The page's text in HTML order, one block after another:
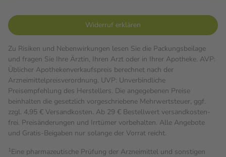
Widerruf erklären
Zu Risiken und Nebenwirkungen lesen Sie die Packungsbeilage
und fragen Sie Ihre Ärztin, Ihren Arzt oder in Ihrer Apotheke. AVP:
Üblicher Apothekenverkaufspreis berechnet nach der
Arzneimittelpreisverordnung. UVP: Unverbindliche
Preisempfehlung des Herstellers. Die angegebenen Preise
beinhalten die gesetzlich vorgeschriebene Mehrwertsteuer, ggf.
zzgl. 4,95 € Versandkosten. Ab 29 € Bestell­wert versand­kosten­
frei. Preisänderungen und Irrtümer vorbehalten. Alle Angebote
und Gratis-Beigaben nur solange der Vorrat reicht.
1Eine pharmazeutische Prüfung der Arzneimittel und sonstigen